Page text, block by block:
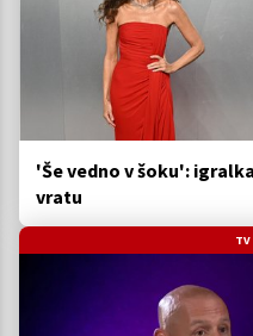
'Še vedno v šoku':
vratu
TV